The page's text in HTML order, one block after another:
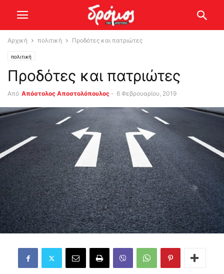
Αρχική πολιτική Προδότες και πατριώτες
πολιτική
Προδότες και πατριώτες
Από Απόστολος Αποστολόπουλος - 6 Φεβρουαρίου, 2019